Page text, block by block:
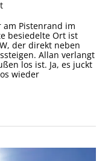
Pistenrand im
besiedelte Ort ist
der direkt neben
Allan verlangt
los ist. Ja, es juckt
wieder